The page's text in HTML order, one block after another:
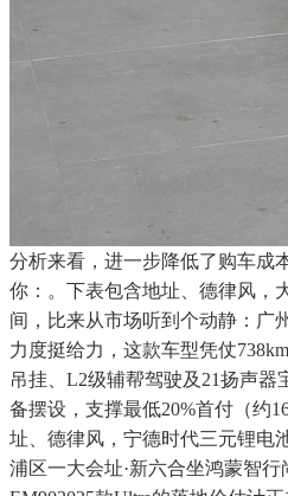
分析来看，进一步降低了购车成
你：。下表包含地址、德律风，
间，比来从市场听到个动静：广
力度挺给力，这款车型凭仗
吊挂、L2级辅帮驾驶及21扬声器
备摆设，支撑最低20%首付（约
址、德律风，宁德时代三元锂电
浦区一大会址·新六合坐鸿蒙智行